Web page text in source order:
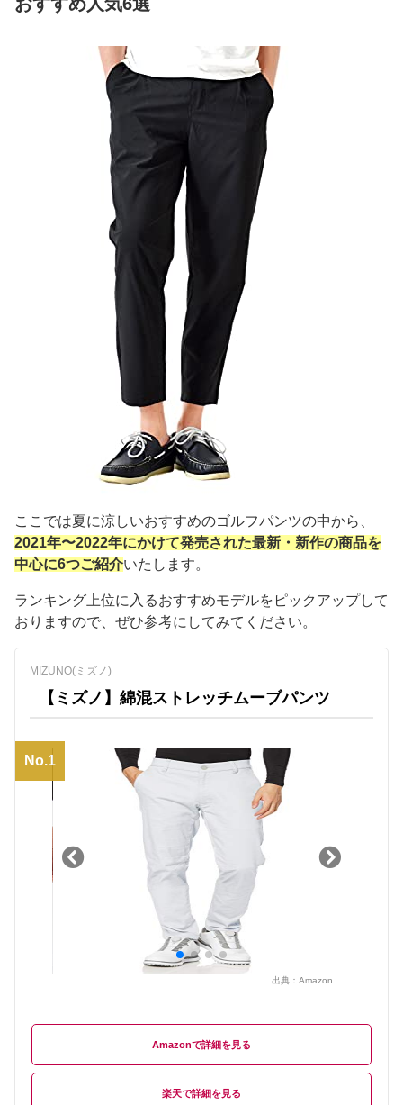
ここでは夏に涼しいおすすめのゴルフパンツの中から、
2021年〜2022年にかけて発売された最新・新作の商品を
中心に6つご紹介いたします。
ランキング上位に入るおすすめモデルをピックアップして
おりますので、ぜひ参考にしてみてください。
MIZUNO(ミズノ)
【ミズノ】綿混ストレッチムーブパンツ
No.1
出典： Amazon
Amazon
楽天